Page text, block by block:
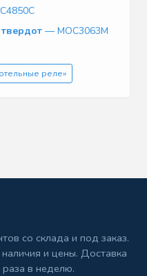
— MOC3063M
реле»
со склада и под заказ.
и цены. Доставка
в неделю.